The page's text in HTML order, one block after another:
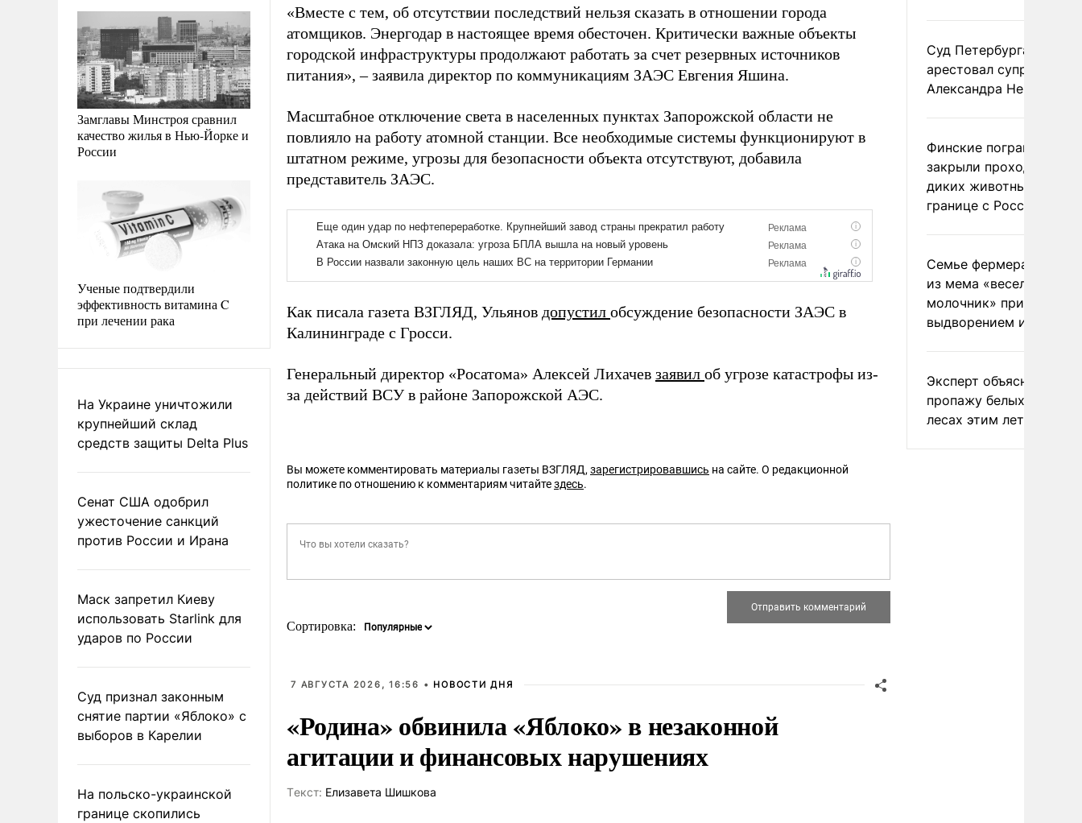
Замглавы Минстроя сравнил
качество жилья в Нью-Йорке и
России
Ученые подтвердили
эффективность витамина C
при лечении рака
На Украине уничтожили
крупнейший склад
средств защиты Delta Plus
Сенат США одобрил
ужесточение санкций
против России и Ирана
Маск запретил Киеву
использовать Starlink для
ударов по России
Суд признал законным
снятие партии «Яблоко» с
выборов в Карелии
На польско-украинской
границе скопились
«Вместе с тем, об отсутствии последствий нельзя сказать в отношении города
атомщиков. Энергодар в настоящее время обесточен. Критически важные объекты
городской инфраструктуры продолжают работать за счет резервных источников
питания», – заявила директор по коммуникациям ЗАЭС Евгения Яшина.
Масштабное отключение света в населенных пунктах Запорожской области не
повлияло на работу атомной станции. Все необходимые системы функционируют в
штатном режиме, угрозы для безопасности объекта отсутствуют, добавила
представитель ЗАЭС.
Как писала газета ВЗГЛЯД, Ульянов допустил обсуждение безопасности ЗАЭС в
Калининграде с Гросси.
Генеральный директор «Росатома» Алексей Лихачев заявил об угрозе катастрофы из-
за действий ВСУ в районе Запорожской АЭС.
Вы можете комментировать материалы газеты ВЗГЛЯД, зарегистрировавшись на сайте. О редакционной
политике по отношению к комментариям читайтездесь.
Сортировка:
7 АВГУСТА 2026, 16:56 • НОВОСТИ ДНЯ
«Родина» обвинила «Яблоко» в незаконной
агитации и финансовых нарушениях
Tекст: Елизавета Шишкова
Суд Петербурга заочно
арестовал супругу
Александра Невзорова
Финские пограничники
закрыли проходы для
диких животных на
границе с Россией
Семье фермера
из мема «веселый
молочник» пригрозили
выдворением из
Эксперт объяснил
пропажу белых грибов
лесах этим летом